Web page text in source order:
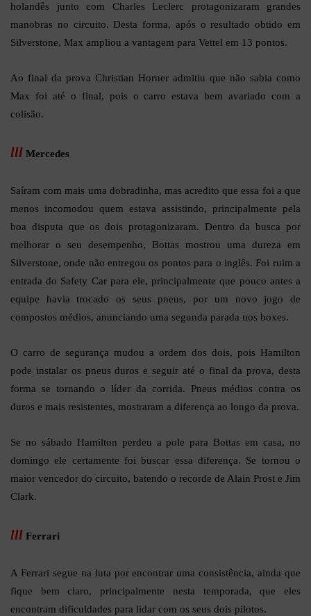
holandês junto com Charles Leclerc protagonizaram grandes
manobras no circuito. Desta forma, após o resultado obtido em
Silverstone, Max ampliou a vantagem para Vettel em 13 pontos.
Ao final da prova Christian Horner admitiu que não sabia como
Max foi até o final, pois o carro estava bem avariado com a
colisão.
lll Mercedes
Saíram com mais uma dobradinha, mas acredito que essa foi a que
menos incomodou quem estava assistindo, principalmente pela
boa disputa que os dois protagonizaram. Dentro da busca por
melhorar o seu desempenho, Bottas mostrou uma dureza em
Silverstone, onde não entregou os pontos para o inglês. Foi ruim a
entrada do Safety Car para ele, principalmente que pouco antes a
equipe havia trocado os seus pneus, por um novo jogo de
compostos médios, anunciando uma segunda parada nos boxes.
O carro de segurança mudou a ordem dos dois, pois Hamilton
pode instalar os pneus duros e seguir até o final da prova, desta
forma se tornando o líder da corrida. Pneus médios contra os
duros e mais resistentes, mostraram a diferença ao longo da prova.
Se no sábado Hamilton perdeu a pole para Bottas em casa, no
domingo ele certamente foi buscar essa diferença. Se tornou o
maior vencedor do circuito, batendo o recorde de Alain Prost e Jim
Clark.
lll Ferrari
A Ferrari segue na luta por encontrar uma consistência, ainda que
fique bem claro, principalmente nesta temporada, que eles
encontram dificuldades para lidar com os seus dois pilotos.